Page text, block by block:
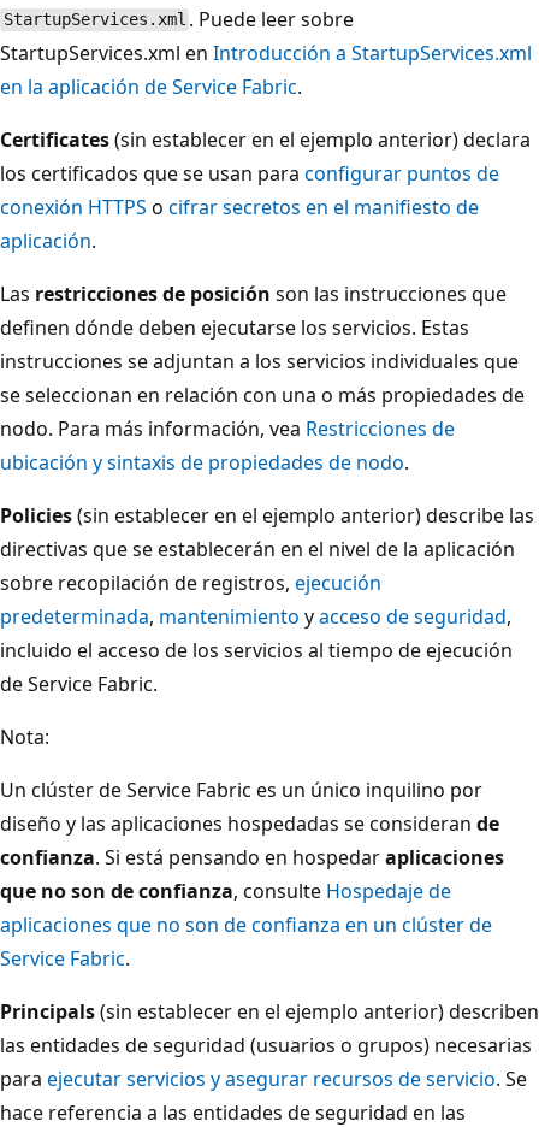
StartupServices.xml . Puede leer sobre
StartupServices.xml en Introducción a StartupServices.xml
en la aplicación de Service Fabric.
Certificates(sin establecer en el ejemplo anterior) declara
los certificados que se usan para configurar puntos de
conexión HTTPS o cifrar secretos en el manifiesto de
aplicación.
Las restricciones de posición son las instrucciones que
definen dónde deben ejecutarse los servicios. Estas
instrucciones se adjuntan a los servicios individuales que
se seleccionan en relación con una o más propiedades de
nodo. Para más información, vea Restricciones de
ubicación y sintaxis de propiedades de nodo.
Policies(sin establecer en el ejemplo anterior) describe las
directivas que se establecerán en el nivel de la aplicación
sobre recopilación de registros, ejecución
predeterminada, mantenimiento yacceso de seguridad,
incluido el acceso de los servicios al tiempo de ejecución
de Service Fabric.
Nota:
Un clúster de Service Fabric es un único inquilino por
diseño y las aplicaciones hospedadas se consideran de
confianza. Si está pensando en hospedaraplicaciones
que no son de confianza, consulte Hospedaje de
aplicaciones que no son de confianza en un clúster de
Service Fabric.
Principals(sin establecer en el ejemplo anterior) describen
las entidades de seguridad (usuarios o grupos) necesarias
para ejecutar servicios y asegurar recursos de servicio. Se
hace referencia a las entidades de seguridad en las